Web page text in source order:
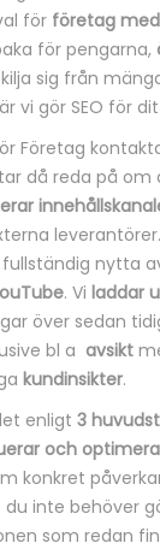
för företag
för pengarna,
sig från
vi gör SEO för
Företag
då reda på
nytta
. Vi laddar
över sedan
bl a avsikt
kundinsikter.
enligt 3
och
konkret
du inte behöver
som redan